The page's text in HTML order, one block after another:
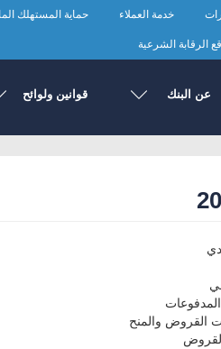
خدمة العملاء حماية المستهلك
الرقابة الشرعية
عن البنك قوانين ولوائح
القروض والمنح